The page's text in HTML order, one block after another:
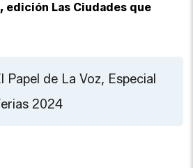
edición Las Ciudades que
Papel de La Voz, Especial
2024